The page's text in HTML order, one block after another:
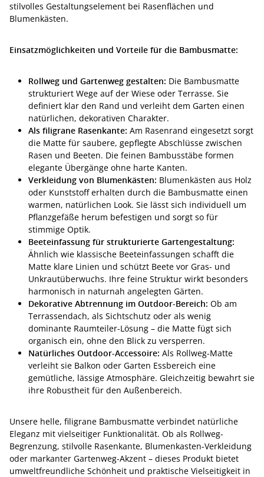
stilvolles Gestaltungselement bei Rasenflächen und
Blumenkästen.
Einsatzmöglichkeiten und Vorteile für die Bambusmatte:
Rollweg und Gartenweg gestalten: Die Bambusmatte
strukturiert Wege auf der Wiese oder Terrasse. Sie
definiert klar den Rand und verleiht dem Garten einen
natürlichen, dekorativen Charakter.
Als filigrane Rasenkante: Am Rasenrand eingesetzt sorgt
die Matte für saubere, gepflegte Abschlüsse zwischen
Rasen und Beeten. Die feinen Bambusstäbe formen
elegante Übergänge ohne harte Kanten.
Verkleidung von Blumenkästen: Blumenkästen aus Holz
oder Kunststoff erhalten durch die Bambusmatte einen
warmen, natürlichen Look. Sie lässt sich individuell um
Pflanzgefäße herum befestigen und sorgt so für
stimmige Optik.
Beeteinfassung für strukturierte Gartengestaltung:
Ähnlich wie klassische Beeteinfassungen schafft die
Matte klare Linien und schützt Beete vor Gras- und
Unkrautüberwuchs. Ihre feine Struktur wirkt besonders
harmonisch in naturnah angelegten Gärten.
Dekorative Abtrennung im Outdoor-Bereich: Ob am
Terrassendach, als Sichtschutz oder als wenig
dominante Raumteiler-Lösung – die Matte fügt sich
organisch ein, ohne den Blick zu versperren.
Natürliches Outdoor-Accessoire: Als Rollweg-Matte
verleiht sie Balkon oder Garten Essbereich eine
gemütliche, lässige Atmosphäre. Gleichzeitig bewahrt sie
ihre Robustheit für den Außenbereich.
Unsere helle, filigrane Bambusmatte verbindet natürliche
Eleganz mit vielseitiger Funktionalität. Ob als Rollweg-
Begrenzung, stilvolle Rasenkante, Blumenkasten-Verkleidung
oder markanter Gartenweg-Akzent – dieses Produkt bietet
umweltfreundliche Schönheit und praktische Vielseitigkeit in